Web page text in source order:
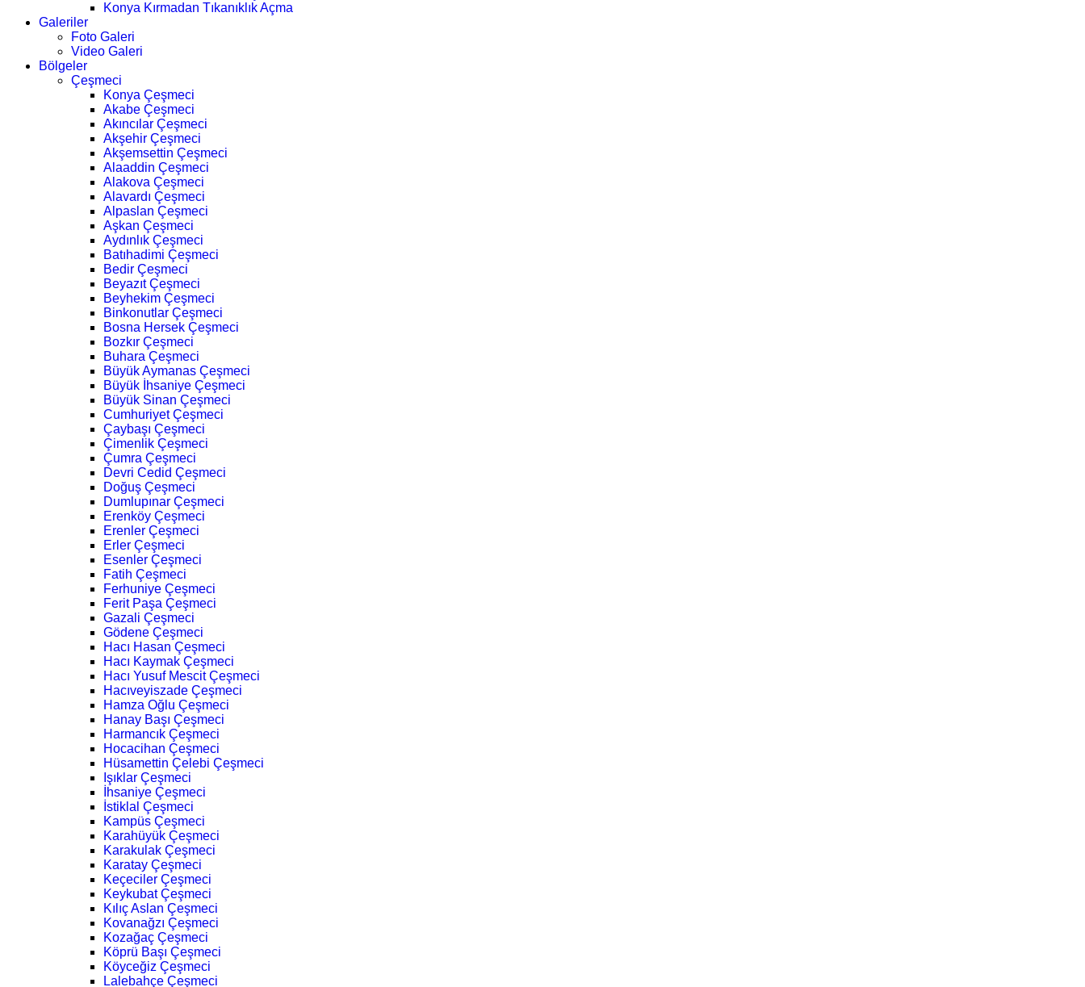
Konya Kırmadan Tıkanıklık Açma
Galeriler
Foto Galeri
Video Galeri
Bölgeler
Çeşmeci
Konya Çeşmeci
Akabe Çeşmeci
Akıncılar Çeşmeci
Akşehir Çeşmeci
Akşemsettin Çeşmeci
Alaaddin Çeşmeci
Alakova Çeşmeci
Alavardı Çeşmeci
Alpaslan Çeşmeci
Aşkan Çeşmeci
Aydınlık Çeşmeci
Batıhadimi Çeşmeci
Bedir Çeşmeci
Beyazıt Çeşmeci
Beyhekim Çeşmeci
Binkonutlar Çeşmeci
Bosna Hersek Çeşmeci
Bozkır Çeşmeci
Buhara Çeşmeci
Büyük Aymanas Çeşmeci
Büyük İhsaniye Çeşmeci
Büyük Sinan Çeşmeci
Cumhuriyet Çeşmeci
Çaybaşı Çeşmeci
Çimenlik Çeşmeci
Çumra Çeşmeci
Devri Cedid Çeşmeci
Doğuş Çeşmeci
Dumlupınar Çeşmeci
Erenköy Çeşmeci
Erenler Çeşmeci
Erler Çeşmeci
Esenler Çeşmeci
Fatih Çeşmeci
Ferhuniye Çeşmeci
Ferit Paşa Çeşmeci
Gazali Çeşmeci
Gödene Çeşmeci
Hacı Hasan Çeşmeci
Hacı Kaymak Çeşmeci
Hacı Yusuf Mescit Çeşmeci
Hacıveyiszade Çeşmeci
Hamza Oğlu Çeşmeci
Hanay Başı Çeşmeci
Harmancık Çeşmeci
Hocacihan Çeşmeci
Hüsamettin Çelebi Çeşmeci
Işıklar Çeşmeci
İhsaniye Çeşmeci
İstiklal Çeşmeci
Kampüs Çeşmeci
Karahüyük Çeşmeci
Karakulak Çeşmeci
Karatay Çeşmeci
Keçeciler Çeşmeci
Keykubat Çeşmeci
Kılıç Aslan Çeşmeci
Kovanağzı Çeşmeci
Kozağaç Çeşmeci
Köprü Başı Çeşmeci
Köyceğiz Çeşmeci
Lalebahçe Çeşmeci